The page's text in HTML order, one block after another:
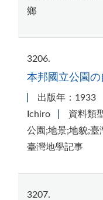
鄉
3206
本邦國立公園の
出版年：1933
Ichiro
資料類
公園;地景;地貌;臺
臺灣地學記事
3207